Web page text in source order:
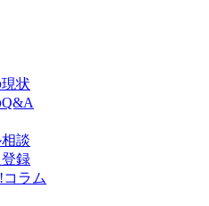
状
談
録
コラム